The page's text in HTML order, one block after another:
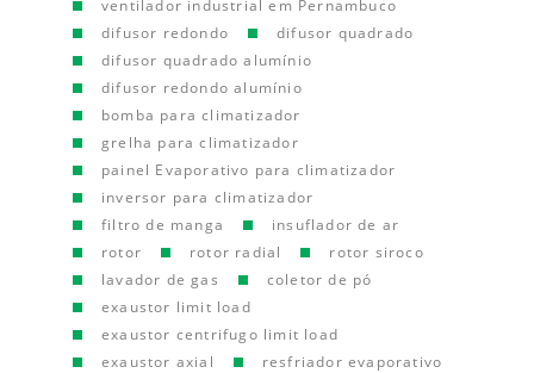
ventilador industrial em Pernambuco
difusor redondo
difusor quadrado
difusor quadrado alumínio
difusor redondo alumínio
bomba para climatizador
grelha para climatizador
painel Evaporativo para climatizador
inversor para climatizador
filtro de manga
insuflador de ar
rotor
rotor radial
rotor siroco
lavador de gas
coletor de pó
exaustor limit load
exaustor centrifugo limit load
exaustor axial
resfriador evaporativo